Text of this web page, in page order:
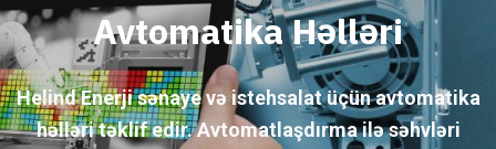
Avtomatika Həlləri
Helind Enerji sənaye və istehsalat üçün avtomatika
həlləri təklif edir. Avtomatlaşdırma ilə səhvləri